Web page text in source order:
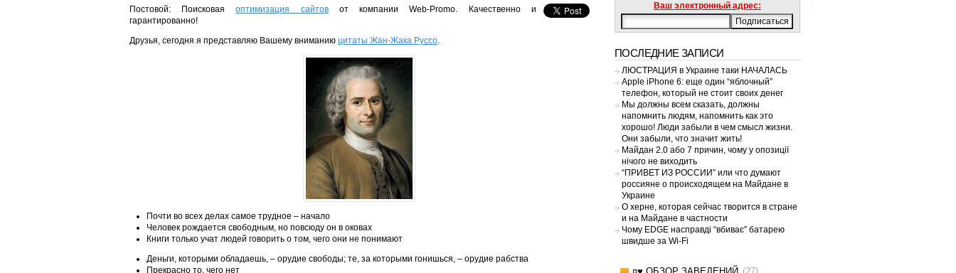
Постовой: Поисковаяоптимизация сайтовот компании Web-Promo. Качественно и
гарантированно!
Друзья, сегодня я представляю Вашему вниманию цитаты Жан-Жака Руссо.
Почти во всех делах самое трудное – начало
Человек рождается свободным, но повсюду он в оковах
Книги только учат людей говорить о том, чего они не понимают
Деньги, которыми обладаешь, – орудие свободы; те, за которыми гонишься, – орудие рабства
Прекрасно то, чего нет
Ваш электронный адрес:
ПОСЛЕДНИЕ ЗАПИСИ
ЛЮСТРАЦИЯ в Украине таки НАЧАЛАСЬ
Apple iPhone 6: еще один “яблочный”
телефон, который не стоит своих денег
Мы должны всем сказать, должны
напомнить людям, напомнить как это
хорошо! Люди забыли в чем смысл жизни.
Они забыли, что значит жить!
Майдан 2.0 або 7 причин, чому у опозиції
нічого не виходить
“ПРИВЕТ ИЗ РОССИИ” или что думают
россияне о происходящем на Майдане в
Украине
О херне, которая сейчас творится в стране
и на Майдане в частности
Чому EDGE насправді “вбиває” батарею
швидше за Wi-Fi